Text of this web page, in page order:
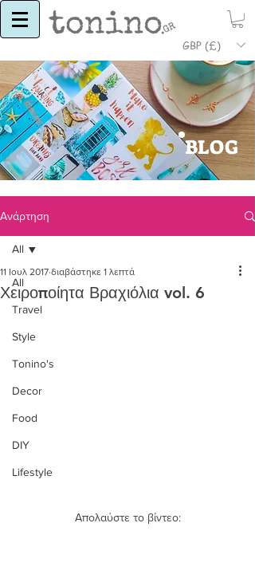
GBP (£)
BLOG
Ανάρτηση
All
Travel
Style
Tonino's
Decor
Food
DIY
Lifestyle
All
Χειροποίητα Βραχιόλια vol. 6
11 Ιουλ 2017 διαβάστηκε 1 λεπτά
Απολαύστε το βίντεο: